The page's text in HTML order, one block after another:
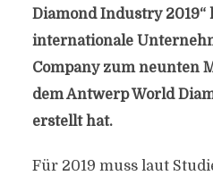
Diamond Industry 2019“
internationale
Company zum neunten
dem Antwerp World
erstellt hat.
Für 2019 muss laut